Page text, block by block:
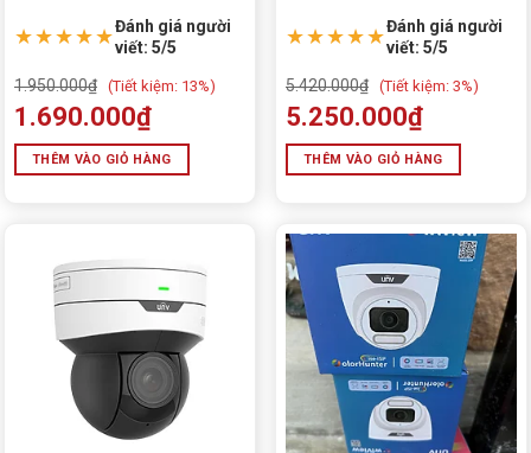
TẢN NHIỆT - FAN - LED
THIẾT BỊ MẠNG - WIFI
Thiết bị thông minh
tivi
TRANG PHỤC
TRÒ CHƠI TRẺ EM
WEB CAM
★★★★★Đánh giá người
viết: 5/5
1.950.000₫ (Tiết kiệm: 13%)
1.690.000₫
THÊM VÀO GIỎ HÀNG
★★★★★Đánh giá người
viết: 5/5
5.420.000₫ (Tiết kiệm: 3%)
5.250.000₫
THÊM VÀO GIỎ HÀNG